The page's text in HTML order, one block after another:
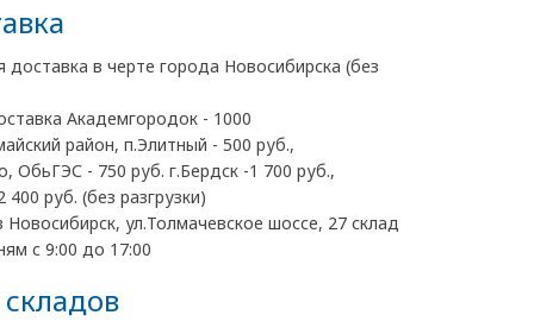
доставка в черте города Новосибирска (без
Академгородок - 1000
район, п.Элитный - 500 руб.,
ОбьГЭС - 750 руб. г.Бердск -1 700 руб.,
400 руб. (без разгрузки)
ул.Толмачевское шоссе, 27 склад
с 9:00 до 17:00